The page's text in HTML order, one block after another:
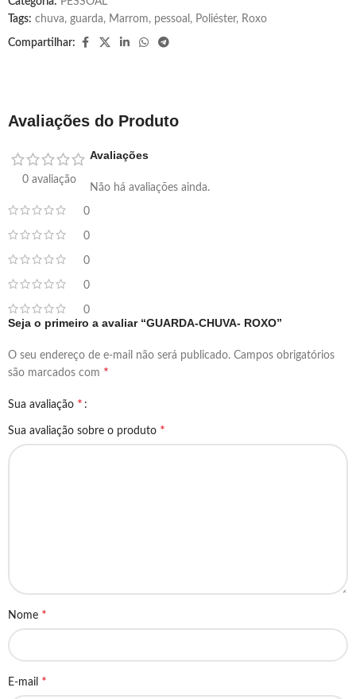
Tags: chuva, guarda, Marrom, pessoal , Poliéster, Roxo
Compartilhar:
Avaliações do Produto
0 avaliação
0
0
0
0
0
Avaliações
Não há avaliações ainda.
Seja o primeiro a avaliar “GUARDA-CHUVA- ROXO”
O seu endereço de e-mail não será publicado. Campos obrigatórios
são marcados com *
Sua avaliação *
Sua avaliação sobre o produto *
Nome *
E-mail *